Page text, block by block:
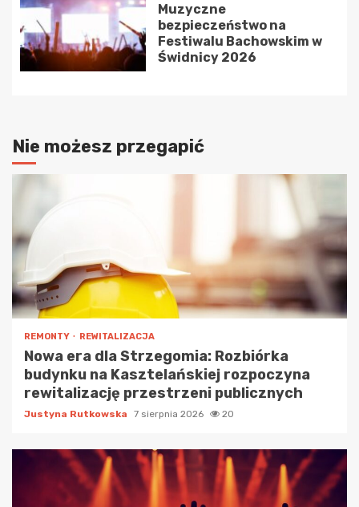
Muzyczne
bezpieczeństwo na
Festiwalu Bachowskim w
Świdnicy 2026
Nie możesz przegapić
REMONTY REWITALIZACJA
Nowa era dla Strzegomia: Rozbiórka
budynku na Kasztelańskiej rozpoczyna
rewitalizację przestrzeni publicznych
Justyna Rutkowska 7 sierpnia 2026 20